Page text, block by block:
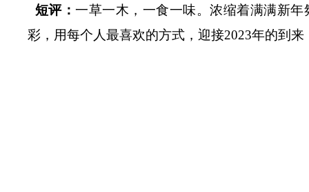
短评：一草一木，一食一味。浓缩着满满新
彩，用每个人最喜欢的方式，迎接2023年的到来